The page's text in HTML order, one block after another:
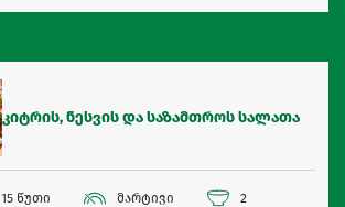
კიტრის, ნესვის და საზამთროს სალათა
15 წუთი მარტივი 2